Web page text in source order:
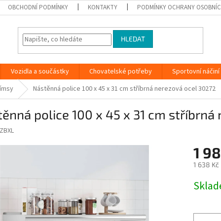
OBCHODNÍ PODMÍNKY KONTAKTY PODMÍNKY OCHRANY
HLEDAT
Vozidla a součástky Chovatelské potřeby
Sportovní náčiní
Nástěnná police 100 x 45 x 31 cm stříbrná nerezová ocel 30272
police 100 x 45 x 31 cm stříbrná
ZBXL
1
1 638 Kč
cena: